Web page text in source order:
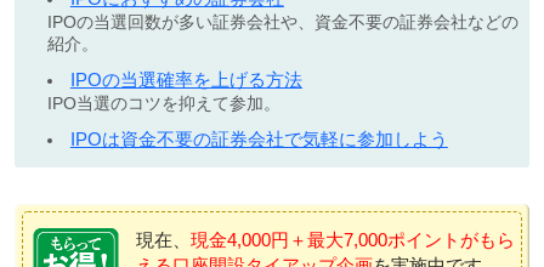
IPOの当選回数が多い証券会社や、資金不要の証券会社などの
紹介。
IPOの当選確率を上げる方法
IPO当選のコツを抑えて参加。
IPOは資金不要の証券会社で気軽に参加しよう
現在、 現金4,000円＋最大7,000ポイントがもら